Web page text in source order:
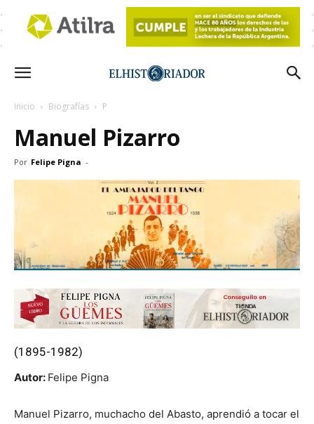
Inicio Biografías P
Manuel Pizarro
Por Felipe Pigna -
(1895-1982)
Autor: Felipe Pigna
Manuel Pizarro, muchacho del Abasto, aprendió a tocar el